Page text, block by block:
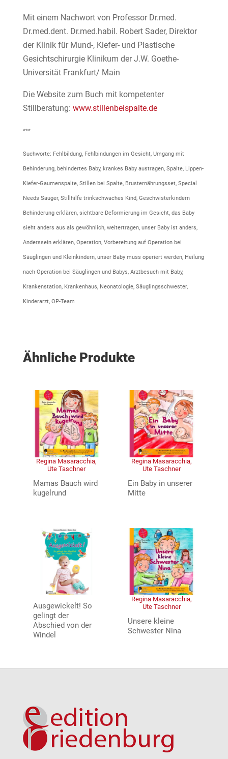
Mit einem Nachwort von Professor Dr.med.
Dr.med.dent. Dr.med.habil. Robert Sader, Direktor
der Klinik für Mund-, Kiefer- und Plastische
Gesichtschirurgie Klinikum der J.W. Goethe-
Universität Frankfurt/ Main
Die Website zum Buch mit kompetenter
Stillberatung: www.stillenbeispalte.de
***
Suchworte: Fehlbildung, Fehlbindungen im Gesicht, Umgang mit
Behinderung, behindertes Baby, krankes Baby austragen, Spalte, Lippen-
Kiefer-Gaumenspalte, Stillen bei Spalte, Brusternährungsset, Special
Needs Sauger, Stillhilfe trinkschwaches Kind, Geschwisterkindern
Behinderung erklären, sichtbare Deformierung im Gesicht, das Baby
sieht anders aus als gewöhnlich, weitertragen, unser Baby ist anders,
Anderssein erklären, Operation, Vorbereitung auf Operation bei
Säuglingen und Kleinkindern, unser Baby muss operiert werden, Heilung
nach Operation bei Säuglingen und Babys, Arztbesuch mit Baby,
Krankenstation, Krankenhaus, Neonatologie, Säuglingsschwester,
Kinderarzt, OP-Team
Ähnliche Produkte
Regina Masaracchia,
Ute Taschner
Mamas Bauch wird
kugelrund
Regina Masaracchia,
Ute Taschner
Ein Baby in unserer
Mitte
Ausgewickelt! So
gelingt der
Abschied von der
Windel
Regina Masaracchia,
Ute Taschner
Unsere kleine
Schwester Nina